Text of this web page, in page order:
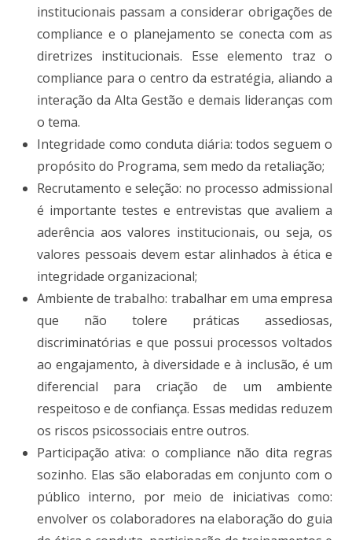
institucionais passam a considerar obrigações de
compliance e o planejamento se conecta com as
diretrizes institucionais. Esse elemento traz o
compliance para o centro da estratégia, aliando a
interação da Alta Gestão e demais lideranças com
o tema.
Integridade como conduta diária: todos seguem o
propósito do Programa, sem medo da retaliação;
Recrutamento e seleção: no processo admissional
é importante testes e entrevistas que avaliem a
aderência aos valores institucionais, ou seja, os
valores pessoais devem estar alinhados à ética e
integridade organizacional;
Ambiente de trabalho: trabalhar em uma empresa
que não tolere práticas assediosas,
discriminatórias e que possui processos voltados
ao engajamento, à diversidade e à inclusão, é um
diferencial para criação de um ambiente
respeitoso e de confiança. Essas medidas reduzem
os riscos psicossociais entre outros.
Participação ativa: o compliance não dita regras
sozinho. Elas são elaboradas em conjunto com o
público interno, por meio de iniciativas como:
envolver os colaboradores na elaboração do guia